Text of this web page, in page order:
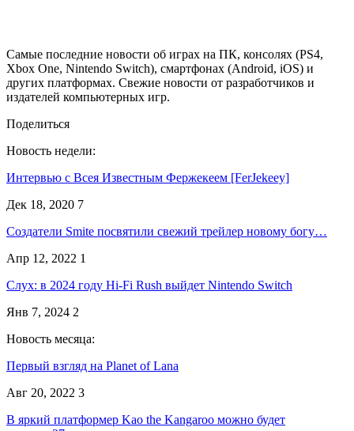
Самые последние новости об играх на ПК, консолях (PS4,
Xbox One, Nintendo Switch), смартфонах (Android, iOS) и
других платформах. Свежие новости от разработчиков и
издателей компьютерных игр.
Поделиться
Новость недели:
Интервью с Всея Известным Фержекеем [FerJekeey]
Дек 18, 2020 7
Создатели Smite посвятили свежий трейлер новому богу…
Апр 12, 2022 1
Слух: в 2024 году Hi-Fi Rush выйдет Nintendo Switch
Янв 7, 2024 2
Новость месяца:
Первый взгляд на Planet of Lana
Авг 20, 2022 3
В яркий платформер Kao the Kangaroo можно будет